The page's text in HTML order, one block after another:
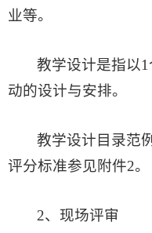
业等。
教学设计是指以
动的设计与安排。
教学设计目录范
评分标准参见附件2。
2、现场评审